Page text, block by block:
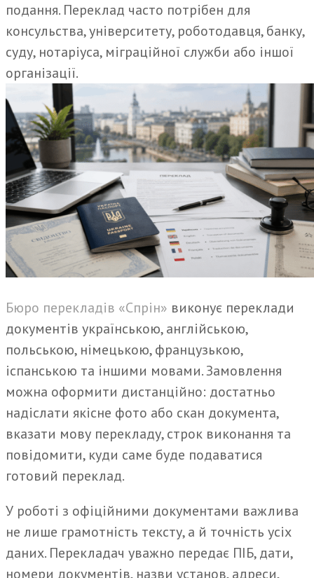
подання. Переклад часто потрібен для
консульства, університету, роботодавця, банку,
суду, нотаріуса, міграційної служби або іншої
організації.
Бюро перекладів «Спрін» виконує переклади
документів українською, англійською,
польською, німецькою, французькою,
іспанською та іншими мовами. Замовлення
можна оформити дистанційно: достатньо
надіслати якісне фото або скан документа,
вказати мову перекладу, строк виконання та
повідомити, куди саме буде подаватися
готовий переклад.
У роботі з офіційними документами важлива
не лише грамотність тексту, а й точність усіх
даних. Перекладач уважно передає ПІБ, дати,
номери документів, назви установ, адреси,